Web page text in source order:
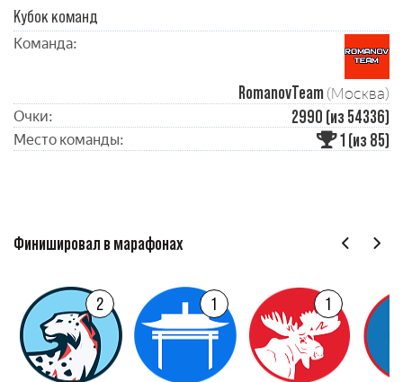
Кубок команд
Команда:
RomanovTeam (Москва)
Очки: 2990 (из 54336)
Место команды: 1 (из 85)
Финишировал в марафонах
2 1 1